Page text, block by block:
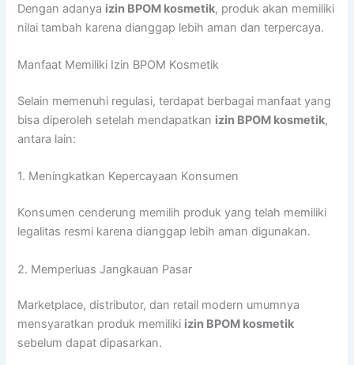
Dengan adanya izin BPOM kosmetik, produk akan memiliki
nilai tambah karena dianggap lebih aman dan terpercaya.
Manfaat Memiliki Izin BPOM Kosmetik
Selain memenuhi regulasi, terdapat berbagai manfaat yang
bisa diperoleh setelah mendapatkan izin BPOM kosmetik,
antara lain:
1. Meningkatkan Kepercayaan Konsumen
Konsumen cenderung memilih produk yang telah memiliki
legalitas resmi karena dianggap lebih aman digunakan.
2. Memperluas Jangkauan Pasar
Marketplace, distributor, dan retail modern umumnya
mensyaratkan produk memiliki izin BPOM kosmetik
sebelum dapat dipasarkan.